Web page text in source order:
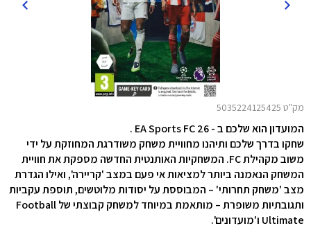
מק"ט 5035224125425
המועדון הוא שלכם ב - EA Sports FC 26 .
שחקו בדרך שלכם ותיהנו מחוויית משחק משודרגת המחוזקת על ידי
משוב מקהילת FC. המשחקיות האותנטית החדשה מספקת את חוויית
המשחק הנאמנה ביותר למציאות אי פעם במצב 'קריירה', ואילו הגדרת
מצב 'משחק תחרותי' – המבוססת על יסודות מלוטשים, תוספת עקביות
ותגובתיות משופרת – מותאמת במיוחד למשחק קבוצתי של Football
Ultimate ו'מועדונים'.